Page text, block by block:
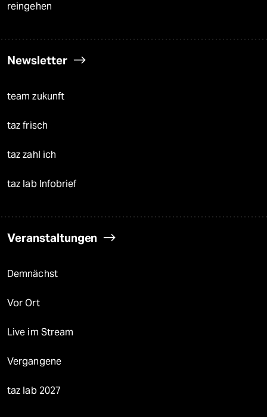
reingehen
Newsletter
team zukunft
taz frisch
taz zahl ich
taz lab Infobrief
Veranstaltungen
Demnächst
Vor Ort
Live im Stream
Vergangene
taz lab 2027